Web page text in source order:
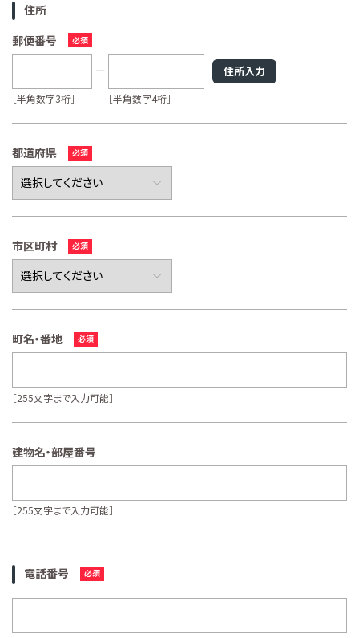
住所
郵便番号
［半角数字3桁］ ［半角数字4桁］
住所入力
都道府県
市区町村
町名・番地
［255文字まで入力可能］
建物名・部屋番号
［255文字まで入力可能］
電話番号